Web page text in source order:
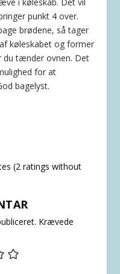
punkt 4 over.
brødene, så tager
køleskabet og former
du tænder ovnen. Det
for at
bagelyst.
(2 ratings without
Krævede